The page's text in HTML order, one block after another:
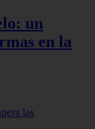
un
en la